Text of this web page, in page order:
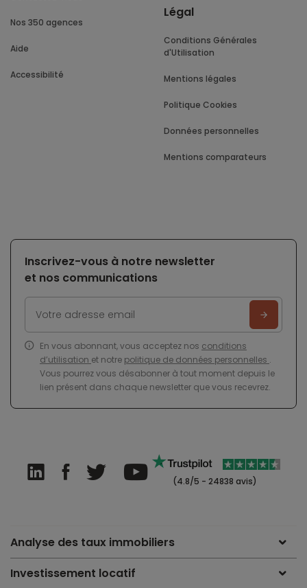
Nos 350 agences
Aide
Accessibilité
Légal
Conditions Générales
d'Utilisation
Mentions légales
Politique Cookies
Données personnelles
Mentions comparateurs
Inscrivez-vous à notre newsletter
et nos communications
En vous abonnant, vous acceptez nos conditions
d’utilisation et notre politique de données personnelles .
Vous pourrez vous désabonner à tout moment depuis le
lien présent dans chaque newsletter que vous recevrez.
(4.8/5 - 24838 avis)
Analyse des taux immobiliers
Investissement locatif